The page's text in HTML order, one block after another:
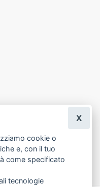
cookie o
e, con il tuo
come specificato
tecnologie
X